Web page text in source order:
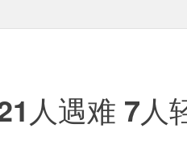
人遇难 7人